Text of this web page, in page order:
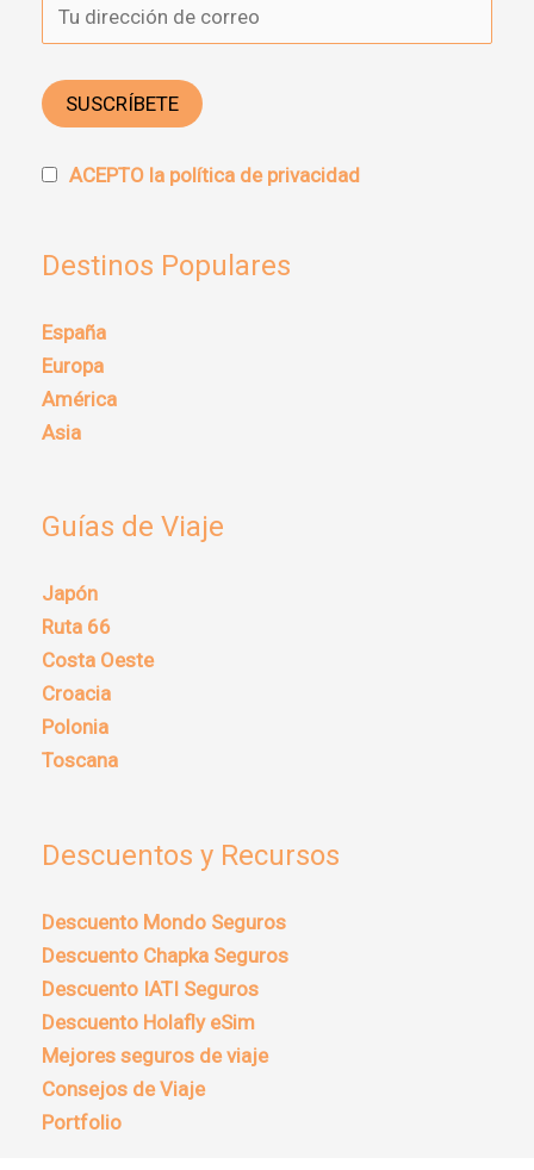
ACEPTO la política de privacidad
Destinos Populares
España
Europa
América
Asia
Guías de Viaje
Japón
Ruta 66
Costa Oeste
Croacia
Polonia
Toscana
Descuentos y Recursos
Descuento Mondo Seguros
Descuento Chapka Seguros
Descuento IATI Seguros
Descuento Holafly eSim
Mejores seguros de viaje
Consejos de Viaje
Portfolio